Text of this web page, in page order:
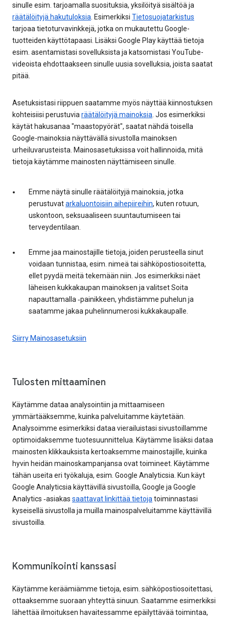
sinulle esim. tarjoamalla suosituksia, yksilöityä sisältöä ja
räätälöityjä hakutuloksia . Esimerkiksi Tietosuojatarkistus
tarjoaa tietoturvavinkkejä, jotka on mukautettu Google-
tuotteiden käyttötapaasi. Lisäksi Google Play käyttää tietoja
esim. asentamistasi sovelluksista ja katsomistasi YouTube-
videoista ehdottaakseen sinulle uusia sovelluksia, joista saatat
pitää.
Asetuksistasi riippuen saatamme myös näyttää kiinnostuksen
kohteisiisi perustuvia räätälöityjä mainoksia . Jos esimerkiksi
käytät hakusanaa "maastopyörät", saatat nähdä toisella
Google-mainoksia näyttävällä sivustolla mainoksen
urheiluvarusteista. Mainosasetuksissa voit hallinnoida, mitä
tietoja käytämme mainosten näyttämiseen sinulle.
Emme näytä sinulle räätälöityjä mainoksia, jotka
perustuvatarkaluontoisiin aihepiireihin, kuten rotuun,
uskontoon, seksuaaliseen suuntautumiseen tai
terveydentilaan.
Emme jaa mainostajille tietoja, joiden perusteella sinut
voidaan tunnistaa, esim. nimeä tai sähköpostiosoitetta,
ellet pyydä meitä tekemään niin. Jos esimerkiksi näet
läheisen kukkakaupan mainoksen ja valitset Soita
napauttamalla ‑painikkeen, yhdistämme puhelun ja
saatamme jakaa puhelinnumerosi kukkakaupalle.
Siirry Mainosasetuksiin
Tulosten mittaaminen
Käytämme dataa analysointiin ja mittaamiseen
ymmärtääksemme, kuinka palveluitamme käytetään.
Analysoimme esimerkiksi dataa vierailuistasi sivustoillamme
optimoidaksemme tuotesuunnittelua. Käytämme lisäksi dataa
mainosten klikkauksista kertoaksemme mainostajille, kuinka
hyvin heidän mainoskampanjansa ovat toimineet. Käytämme
tähän useita eri työkaluja, esim. Google Analyticsia. Kun käyt
Google Analyticsia käyttävillä sivustoilla, Google ja Google
Analytics ‑asiakas saattavat linkittää tietoja toiminnastasi
kyseisellä sivustolla ja muilla mainospalveluitamme käyttävillä
sivustoilla.
Kommunikointi kanssasi
Käytämme keräämiämme tietoja, esim. sähköpostiosoitettasi,
ottaaksemme suoraan yhteyttä sinuun. Saatamme esimerkiksi
lähettää ilmoituksen havaitessamme epäilyttävää toimintaa,